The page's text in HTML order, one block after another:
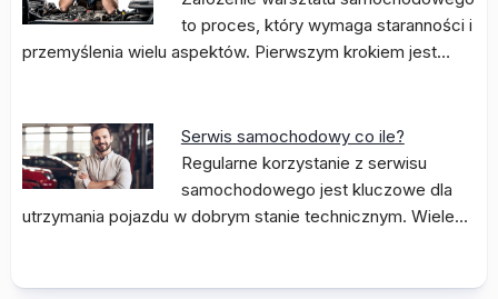
to proces, który wymaga staranności i
przemyślenia wielu aspektów. Pierwszym krokiem jest…
Serwis samochodowy co ile?
Regularne korzystanie z serwisu
samochodowego jest kluczowe dla
utrzymania pojazdu w dobrym stanie technicznym. Wiele…